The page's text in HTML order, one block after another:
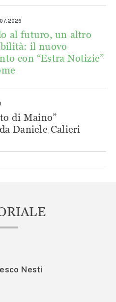
al futuro, un altro
il nuovo
con “Estra Notizie”
di Maino”
Daniele Calieri
Nesti